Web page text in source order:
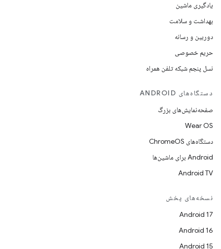
یادگیری ماشین
بهداشت و سلامت
دوربین و رسانه
حریم خصوصی
نسل پنجم شبکه تلفن همراه
دستگاه‌های ANDROID
صفحه‌نمایش‌های بزرگ
Wear OS
دستگاه‌های ChromeOS
Android برای ماشین‌ها
Android TV
نسخه‌های پخش
Android 17
Android 16
Android 15